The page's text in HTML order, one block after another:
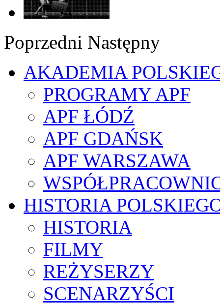
Poprzedni Następny
AKADEMIA
PROGRAMY APF
APF ŁÓDŹ
APF GDAŃSK
APF WARSZAWA
HISTORIA
HISTORIA
FILMY
REŻYSERZY
SCENARZYŚCI